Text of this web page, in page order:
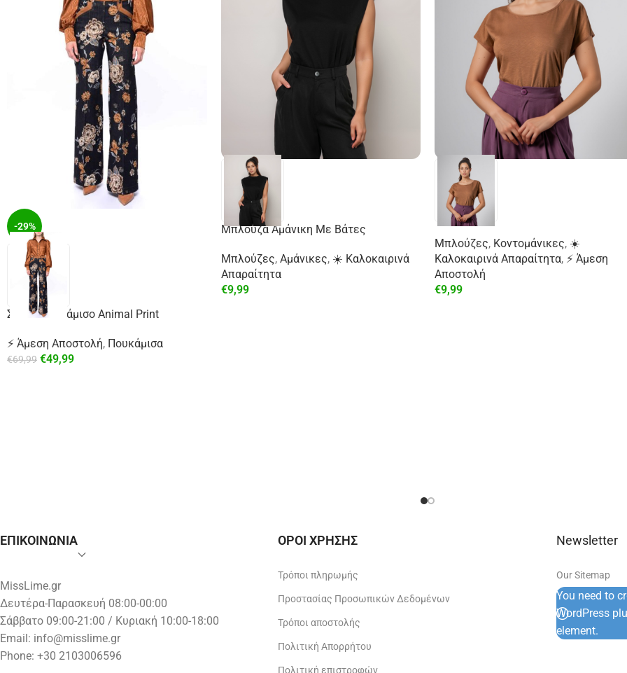
-29%
Σατέν Πουκάμισο Animal Print
⚡ Άμεση Αποστολή, Πουκάμισα
€69,99 €49,99
Μπλούζα Αμάνικη Με Βάτες
Μπλούζες, Αμάνικες, ☀️ Καλοκαιρινά
Απαραίτητα
€9,99
Μπλούζες, Κοντομάνικες, ☀️
Καλοκαιρινά Απαραίτητα, ⚡ Άμεση
Αποστολή
€9,99
ΕΠΙΚΟΙΝΩΝΙΑ
MissLime.gr
Δευτέρα-Παρασκευή 08:00-00:00
Σάββατο 09:00-21:00 / Κυριακή 10:00-18:00
Email: info@misslime.gr
Phone: +30 2103006596
ΟΡΟΙ ΧΡΗΣΗΣ
Τρόποι πληρωμής
Προστασίας Προσωπικών Δεδομένων
Τρόποι αποστολής
Πολιτική Απορρήτου
Πολιτική επιστροφών
Newsletter
Our Sitemap
You need to
WordPress
element.